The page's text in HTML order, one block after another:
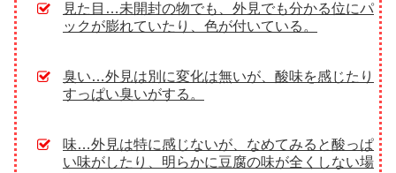
見た目…未開封の物でも、外見でも分かる位にパ
ックが膨れていたり、色が付いている。
臭い…外見は別に変化は無いが、酸味を感じたり
すっぱい臭いがする。
味…外見は特に感じないが、なめてみると酸っぱ
い味がしたり、明らかに豆腐の味が全くしない場